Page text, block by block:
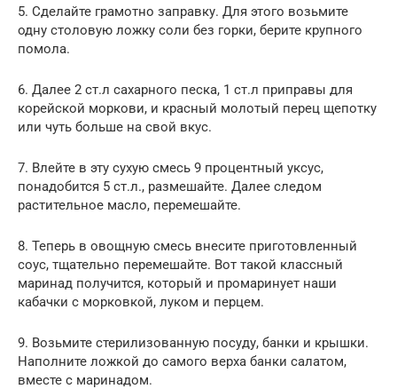
5. Сделайте грамотно заправку. Для этого возьмите
одну столовую ложку соли без горки, берите крупного
помола.
6. Далее 2 ст.л сахарного песка, 1 ст.л приправы для
корейской моркови, и красный молотый перец щепотку
или чуть больше на свой вкус.
7. Влейте в эту сухую смесь 9 процентный уксус,
понадобится 5 ст.л., размешайте. Далее следом
растительное масло, перемешайте.
8. Теперь в овощную смесь внесите приготовленный
соус, тщательно перемешайте. Вот такой классный
маринад получится, который и промаринует наши
кабачки с морковкой, луком и перцем.
9. Возьмите стерилизованную посуду, банки и крышки.
Наполните ложкой до самого верха банки салатом,
вместе с маринадом.